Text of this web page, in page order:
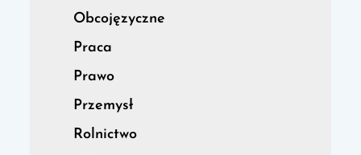
Obcojęzyczne
Praca
Prawo
Przemysł
Rolnictwo